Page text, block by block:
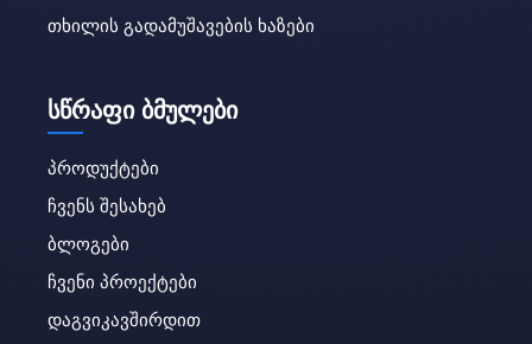
თხილის გადამუშავების ხაზები
სწრაფი ბმულები
პროდუქტები
ჩვენს შესახებ
ბლოგები
ჩვენი პროექტები
დაგვიკავშირდით